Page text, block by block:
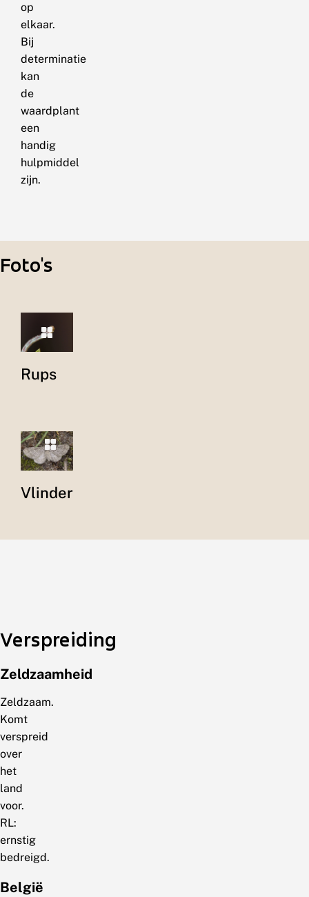
op
elkaar.
Bij
determinatie
kan
de
waardplant
een
handig
hulpmiddel
zijn.
Foto's
Rups
Vlinder
Verspreiding
Zeldzaamheid
Zeldzaam.
Komt
verspreid
over
het
land
voor.
RL:
ernstig
bedreigd.
België